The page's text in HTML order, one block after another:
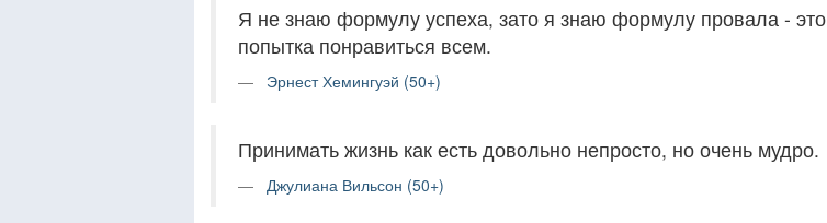
Я не знаю формулу успеха, зато я знаю формулу провала - это
попытка понравиться всем.
Эрнест Хемингуэй (50+)
Принимать жизнь как есть довольно непросто, но очень мудро.
Джулиана Вильсон (50+)